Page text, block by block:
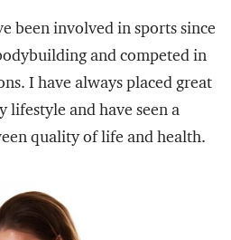
been involved in sports since
and competed in
I have always placed great
lifestyle and have seen a
quality of life and health.